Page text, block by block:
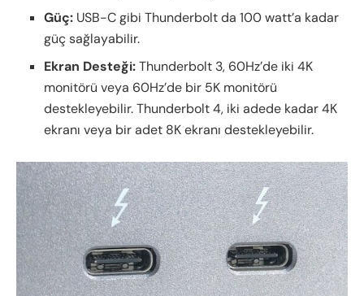
Güç: USB-C gibi Thunderbolt da 100 watt’a kadar
güç sağlayabilir.
Ekran Desteği:Thunderbolt 3, 60Hz’de iki 4K
monitörü veya 60Hz’de bir 5K monitörü
destekleyebilir. Thunderbolt 4, iki adede kadar 4K
ekranı veya bir adet 8K ekranı destekleyebilir.